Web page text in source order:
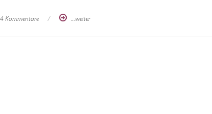
4 Kommentare / ...weiter